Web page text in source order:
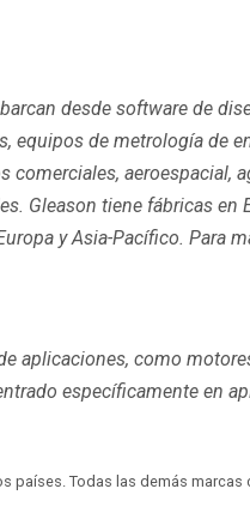
desde software de
equipos de metrología de
aeroespacial,
tiene fábricas en
y Asia-Pacífico. Para
aplicaciones, como
específicamente en
países. Todas las demás